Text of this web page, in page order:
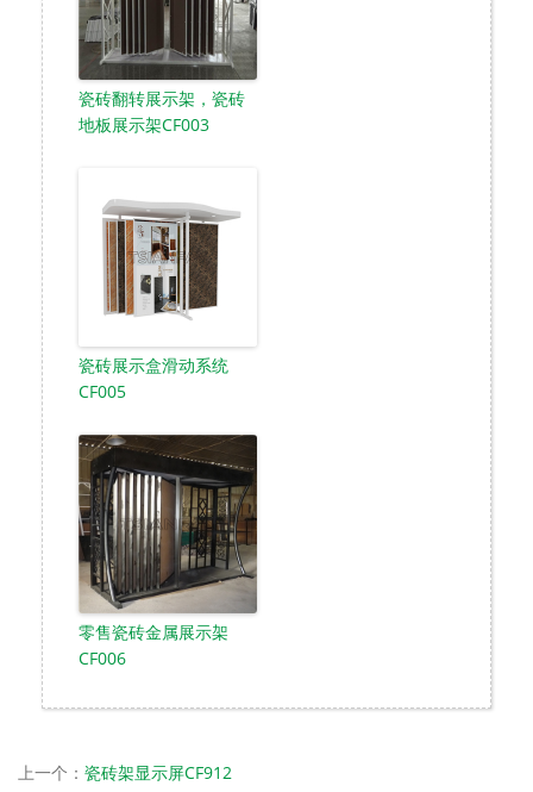
瓷砖翻转展示架，瓷砖
地板展示架CF003
瓷砖展示盒滑动系统
CF005
零售瓷砖金属展示架
CF006
上一个： 瓷砖架显示屏CF912